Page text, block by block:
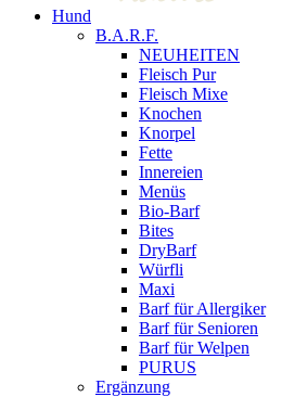
Hund
B.A.R.F.
NEUHEITEN
Fleisch Pur
Fleisch Mixe
Knochen
Knorpel
Fette
Innereien
Menüs
Bio-Barf
Bites
DryBarf
Würfli
Maxi
Barf für Allergiker
Barf für Senioren
Barf für Welpen
PURUS
Ergänzung